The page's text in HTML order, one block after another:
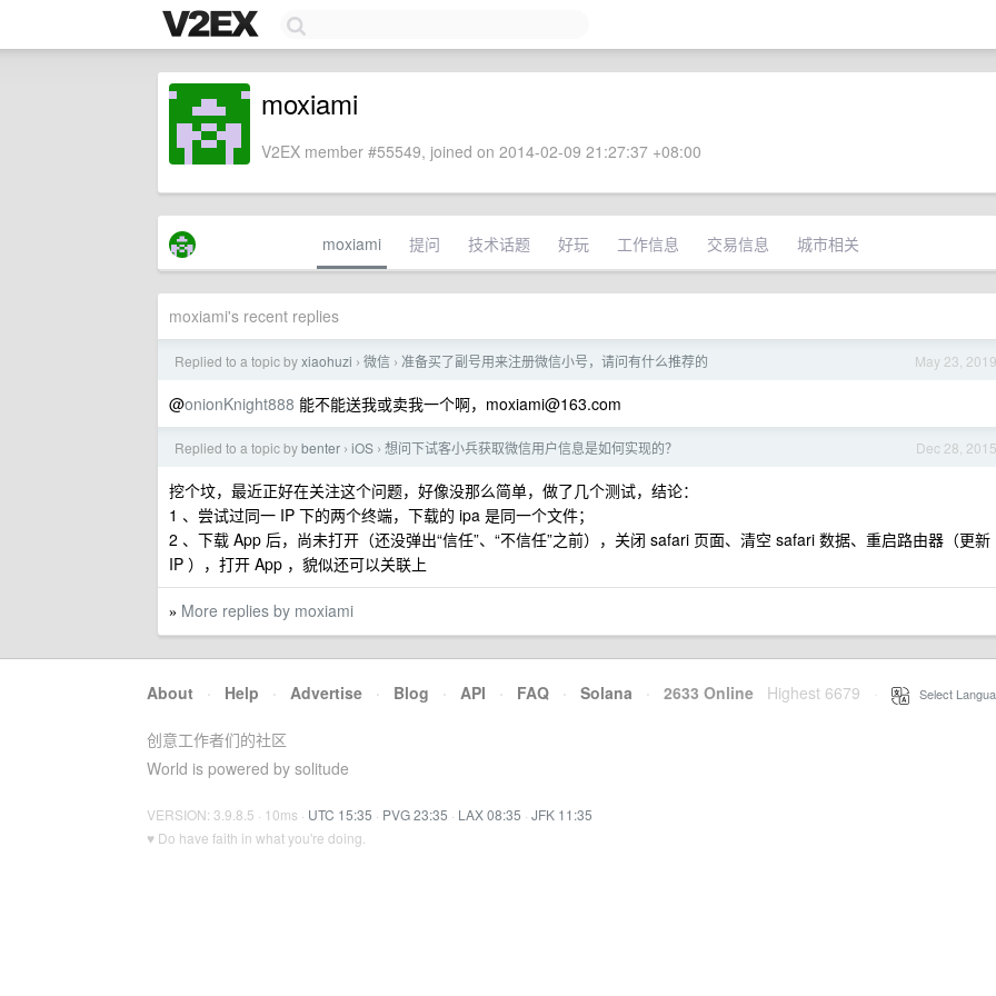
moxiami
V2EX member #55549, joined on 2014-02-09 21:27:37 +08:00
moxiami 提问 技术话题 好玩 工作信息 交易信息 城市相关
moxiami's recent replies
May 23, 2019
Replied to a topic byxiaohuzi › 微信 › 准备买了副号用来注册微信小号，请问有什么推荐的
@onionKnight888 能不能送我或卖我一个啊， moxiami@163.com
Dec 28, 2015
Replied to a topic bybenter › iOS › 想问下试客小兵获取微信用户信息是如何实现的？
挖个坟，最近正好在关注这个问题，好像没那么简单，做了几个测试，结论：
1 、尝试过同一 IP 下的两个终端，下载的 ipa 是同一个文件；
2 、下载 App 后，尚未打开（还没弹出“信任”、“不信任”之前），关闭 safari 页面、清空 safari 数据、重启路由器（更新
IP ），打开 App ，貌似还可以关联上
» More replies by moxiami
About · Help · Advertise · Blog · API · FAQ · Solana · 2633 Online Highest 6679 Select
创意工作者们的社区
World is powered by solitude
VERSION: 3.9.8.5 · 10ms · UTC 15:35 · PVG 23:35 · LAX 08:35 · JFK 11:35
♥ Do have faith in what you're doing.